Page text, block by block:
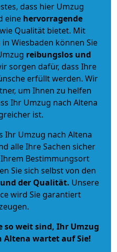
dass hier Umzug
eine hervorragende
Qualität bietet. Mit
Wiesbaden können Sie
reibungslos und
sorgen dafür, dass Ihre
erfüllt werden. Wir
um Ihnen zu helfen
Ihr Umzug nach Altena
ist.
Ihr Umzug nach Altena
alle Ihre Sachen sicher
Bestimmungsort
Sie sich selbst von den
der Qualität. Unsere
wird Sie garantiert
so weit sind, Ihr Umzug
Altena wartet auf Sie!